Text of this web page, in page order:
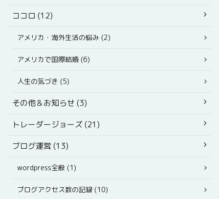
ココロ (12)
アメリカ・海外生活の悩み (2)
アメリカで国際結婚 (6)
人生の気づき (5)
その他＆お知らせ (3)
トレーダージョーズ (21)
ブログ運営 (13)
wordpress全般 (1)
ブログアクセス数の記録 (10)